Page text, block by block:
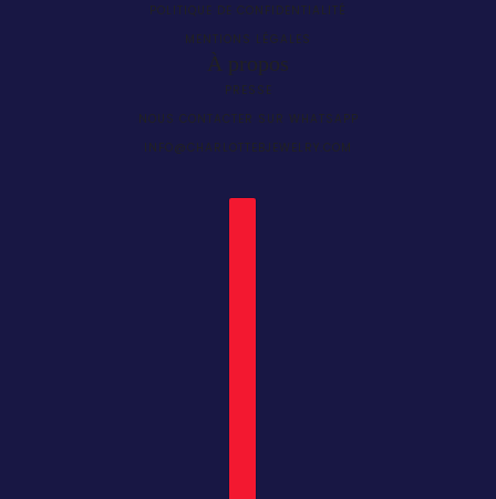
POLITIQUE DE CONFIDENTIALITÉ
MENTIONS LÉGALES
À propos
PRESSE
NOUS CONTACTER SUR WHATSAPP
INFO@CHARLOTTEBJEWELRY.COM